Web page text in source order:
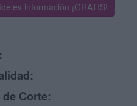
información ¡GRATIS!
de Corte: